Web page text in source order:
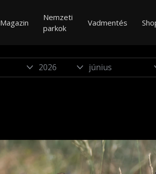
Magazin
Nemzeti
parkok
Vadmentés